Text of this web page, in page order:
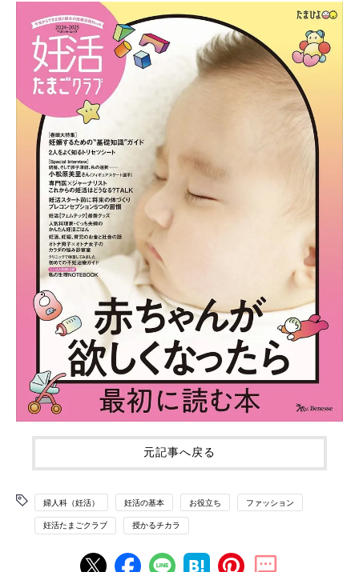
元記事へ戻る
婦人科（妊活） 妊活の基本 お役立ち ファッション
妊活たまごクラブ 授かるチカラ